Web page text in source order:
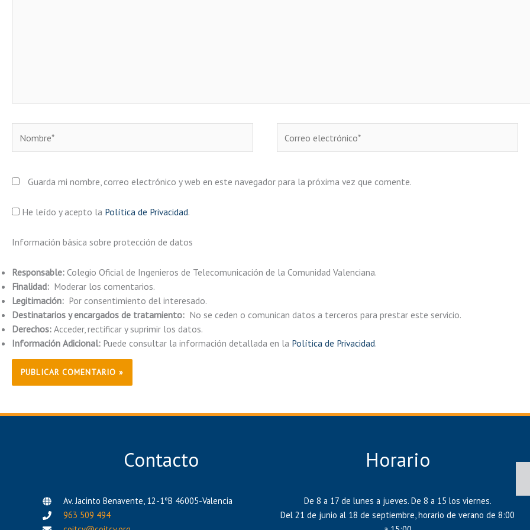
electrónico*
Guarda mi nombre, correo electrónico y web en este navegador para la próxima vez que comente.
He leído y acepto la Política de Privacidad.
Información básica sobre protección de datos
Responsable: Colegio Oficial de Ingenieros de Telecomunicación de la Comunidad Valenciana.
Finalidad: Moderar los comentarios.
Legitimación: Por consentimiento del interesado.
Destinatarios y encargados de tratamiento: No se ceden o comunican datos a terceros para prestar este servicio.
Derechos: Acceder, rectificar y suprimir los datos.
Información Adicional: Puede consultar la información detallada en la Política de Privacidad.
Contacto
Av. Jacinto Benavente, 12-1ºB 46005-Valencia
963 509 494
Horario
De 8 a 17 de lunes a jueves. De 8 a 15 los viernes.
Del 21 de junio al 18 de septiembre, horario de verano de 8:00